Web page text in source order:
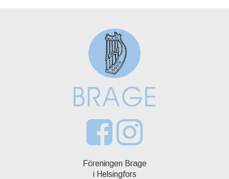
Föreningen Brage
i Helsingfors